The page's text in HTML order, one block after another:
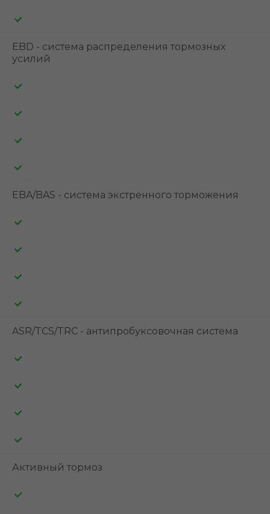
EBD - система распределения тормозных
усилий
EBA/BAS - система экстренного торможения
ASR/TCS/TRC - антипробуксовочная система
Активный тормоз